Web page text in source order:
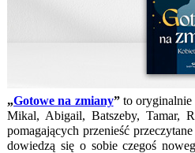
„Gotowe na zmiany”to oryginalnie
Mikal, Abigail, Batszeby, Tamar,
pomagających przenieść
dowiedzą się o sobie czegoś